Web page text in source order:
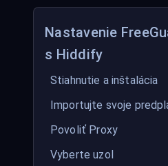
Nastavenie
s Hiddify
Stiahnutie a inštalácia
Importujte svoje
Povoliť Proxy
Vyberte uzol